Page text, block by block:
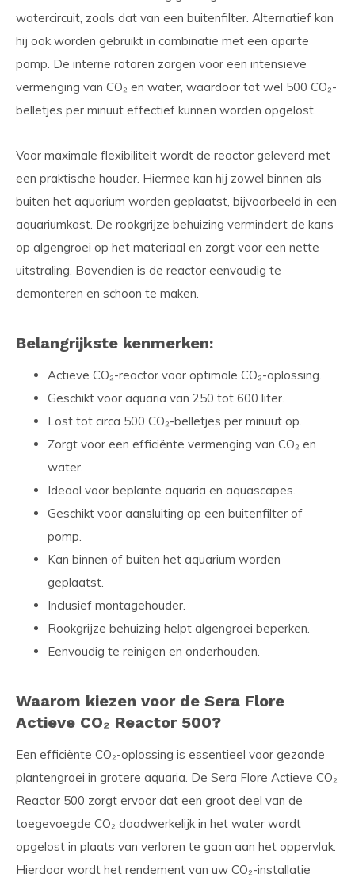
watercircuit, zoals dat van een buitenfilter. Alternatief kan
hij ook worden gebruikt in combinatie met een aparte
pomp. De interne rotoren zorgen voor een intensieve
vermenging van CO₂ en water, waardoor tot wel 500 CO₂-
belletjes per minuut effectief kunnen worden opgelost.
Voor maximale flexibiliteit wordt de reactor geleverd met
een praktische houder. Hiermee kan hij zowel binnen als
buiten het aquarium worden geplaatst, bijvoorbeeld in een
aquariumkast. De rookgrijze behuizing vermindert de kans
op algengroei op het materiaal en zorgt voor een nette
uitstraling. Bovendien is de reactor eenvoudig te
demonteren en schoon te maken.
Belangrijkste kenmerken:
Actieve CO₂-reactor voor optimale CO₂-oplossing.
Geschikt voor aquaria van 250 tot 600 liter.
Lost tot circa 500 CO₂-belletjes per minuut op.
Zorgt voor een efficiënte vermenging van CO₂ en
water.
Ideaal voor beplante aquaria en aquascapes.
Geschikt voor aansluiting op een buitenfilter of
pomp.
Kan binnen of buiten het aquarium worden
geplaatst.
Inclusief montagehouder.
Rookgrijze behuizing helpt algengroei beperken.
Eenvoudig te reinigen en onderhouden.
Waarom kiezen voor de Sera Flore
Actieve CO₂ Reactor 500?
Een efficiënte CO₂-oplossing is essentieel voor gezonde
plantengroei in grotere aquaria. De Sera Flore Actieve CO₂
Reactor 500 zorgt ervoor dat een groot deel van de
toegevoegde CO₂ daadwerkelijk in het water wordt
opgelost in plaats van verloren te gaan aan het oppervlak.
Hierdoor wordt het rendement van uw CO₂-installatie